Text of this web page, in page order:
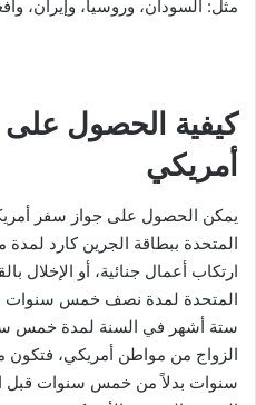
مثل: السودان، وروسيا، وإيران،
كيفية الحصول
أمريكي
يمكن الحصول على جواز سفر
المتحدة ببطاقة الجرين كارد
ارتكاب أعمال جنائية، أو الإخلال
المتحدة لمدة نصف خمس سنوات
ستة أشهر في السنة لمدة خمس
الزواج من مواطن أمريكي، فتكون
سنوات بدلاً من خمس سنوات قبل